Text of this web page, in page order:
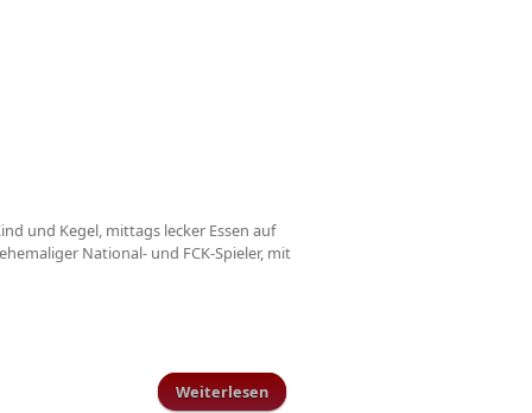
und Kegel, mittags lecker Essen auf
National- und FCK-Spieler, mit
Weiterlesen